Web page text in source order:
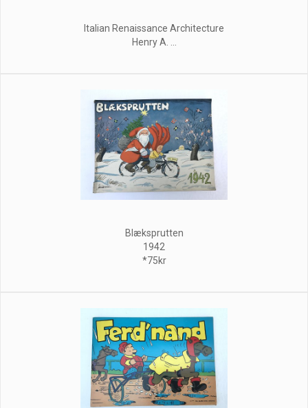
Italian Renaissance Architecture
Henry A. ...
Blæksprutten
1942
*75kr